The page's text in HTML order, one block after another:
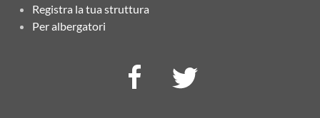
Registra la tua struttura
Per albergatori